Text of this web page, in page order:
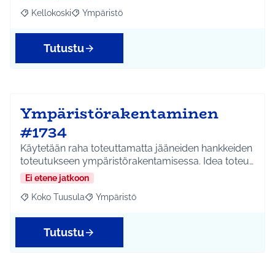
Rajaa tulokset aihepiirin mukaan: Kellokoski
Kellokoski Rajaa tulokset teeman mukaan: Ympäristö
Ympäristö
Tutustu
Ympäristörakentaminen
#1734
Käytetään raha toteuttamatta jääneiden hankkeiden
toteutukseen ympäristörakentamisessa. Idea toteu…
Ei etene jatkoon
Rajaa tulokset aihepiirin mukaan: Koko Tuusula
Koko Tuusula Rajaa tulokset teeman mukaan: Ympäristö
Ympäristö
Tutustu